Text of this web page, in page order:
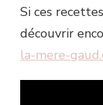
Si ces
découvrir
la-mere-